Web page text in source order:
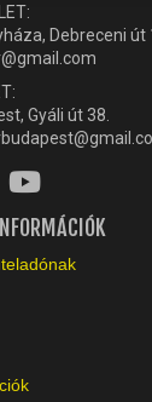
Debreceni út
Gyáli út 38.
INFORMÁCIÓK